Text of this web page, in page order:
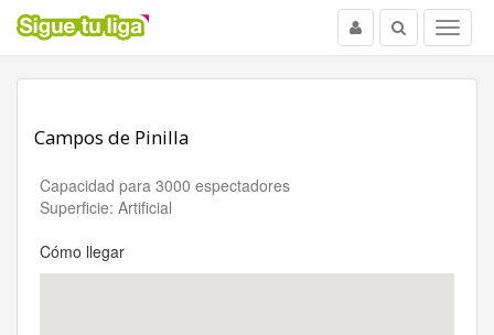
Menu
Buscar
Usuario
Campos de Pinilla
Capacidad para 3000 espectadores
Superficie: Artificial
Cómo llegar